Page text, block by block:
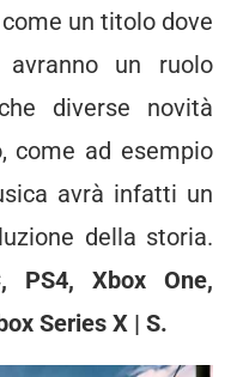
un titolo dove
un ruolo
diverse novità
come ad esempio
avrà infatti un
della storia.
PS4, Xbox One,
Series X | S.